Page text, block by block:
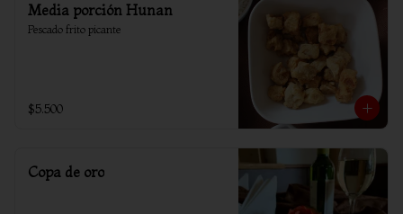
Media porción Hunan
Pescado frito picante
$5.500
Copa de oro